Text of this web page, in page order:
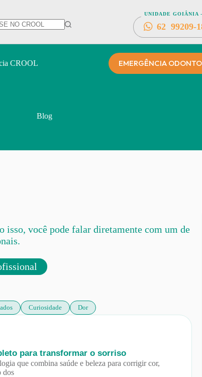
UNIDADE GOIÂNIA
62 99209-
CROOL EMERGÊNCIA
Blog
isso, você pode falar diretamente com um de
Curiosidade Dor
para transformar o sorriso
que combina saúde e beleza para corrigir cor,
dos